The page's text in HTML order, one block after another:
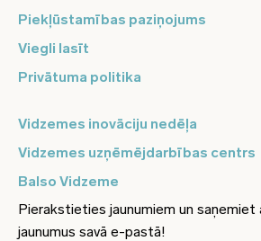
Piekļūstamības paziņojums
Viegli lasīt
Privātuma politika
Vidzemes inovāciju nedēļa
Vidzemes uzņēmējdarbības centrs
Balso Vidzeme
Pierakstieties jaunumiem un saņemiet
jaunumus savā e-pastā!